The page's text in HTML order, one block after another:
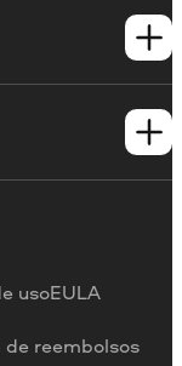
usoEULA
reembolsos